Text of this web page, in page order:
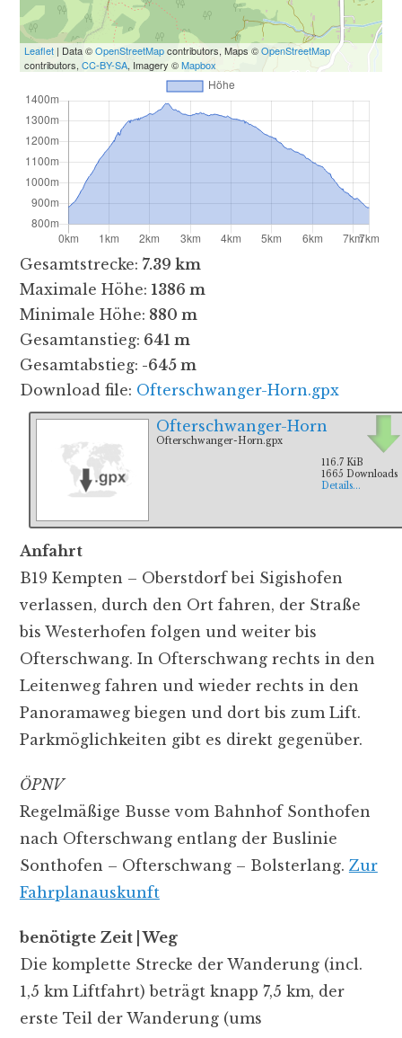
Leaflet| Data ©OpenStreetMapcontributors, Maps ©OpenStreetMap
contributors, CC-BY-SA, Imagery ©Mapbox
Gesamtstrecke: 7.39 km
Maximale Höhe: 1386 m
Minimale Höhe: 880 m
Gesamtanstieg: 641 m
Gesamtabstieg: -645 m
Download file: Ofterschwanger-Horn.gpx
Ofterschwanger-Horn
Ofterschwanger-Horn.gpx
116.7 KiB
1665 Downloads
Details...
Anfahrt
B19 Kempten – Oberstdorf bei Sigishofen
verlassen, durch den Ort fahren, der Straße
bis Westerhofen folgen und weiter bis
Ofterschwang. In Ofterschwang rechts in den
Leitenweg fahren und wieder rechts in den
Panoramaweg biegen und dort bis zum Lift.
Parkmöglichkeiten gibt es direkt gegenüber.
ÖPNV
Regelmäßige Busse vom Bahnhof Sonthofen
nach Ofterschwang entlang der Buslinie
Sonthofen – Ofterschwang – Bolsterlang. Zur
Fahrplanauskunft
benötigte Zeit | Weg
Die komplette Strecke der Wanderung (incl.
1,5 km Liftfahrt) beträgt knapp 7,5 km, der
erste Teil der Wanderung (ums